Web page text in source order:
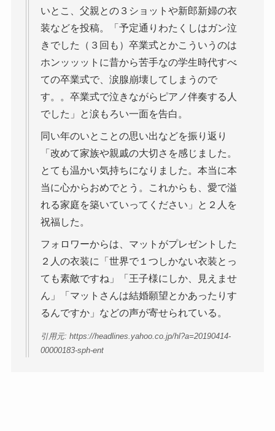
いとこ、父親との３ショットや新郎新婦の衣
装などを投稿。「予定通りわたくしはガン泣
きでした（３回も）卒業式とかこういうのは
ホンッッットに昔から苦手なの学生時代すべ
ての卒業式で、涙腺崩壊してしまうので
す。。卒業式で泣きながらピアノ伴奏する人
でした」と涙もろい一面を告白。
同い年のいとことの思い出などを振り返り
「改めて家族や親戚の大切さを感じました。
とても温かい気持ちになりました。本当に本
当に心からおめでとう。これからも、愛で溢
れる家庭を築いていってください」と２人を
祝福した。
フォロワーからは、マットがプレゼントした
２人の衣装に「世界で１つしかない衣装とっ
ても素敵ですね」「王子様にしか、見えませ
ん」「マットさんは結婚願望とかあったりす
るんですか」などの声が寄せられている。
引用元: https://headlines.yahoo.co.jp/hl?a=20190414-
00000183-sph-ent